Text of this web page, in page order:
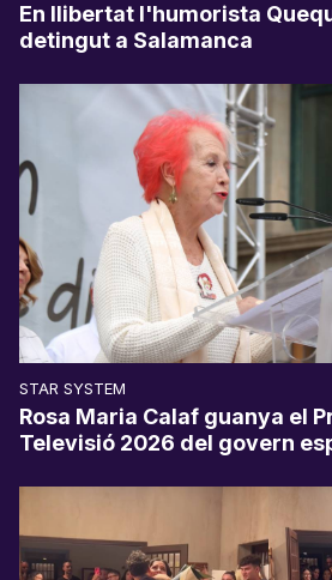
En llibertat l'humorista
detingut a Salamanca
STAR SYSTEM
Rosa Maria Calaf guanya el
Televisió 2026 del govern